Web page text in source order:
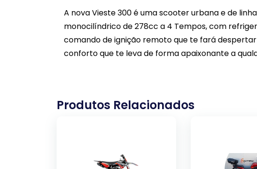
A nova Vieste 300 é uma scooter urbana e de
monocilíndrico de 278cc a 4 Tempos, com
comando de ignição remoto que te fará
conforto que te leva de forma apaixonante a
Produtos Relacionados